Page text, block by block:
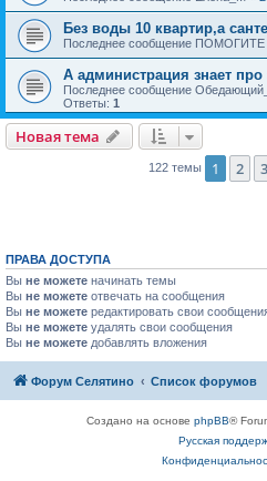
Без воды 10 квартир,а
Последнее сообщение ПОМОГИТЕ
А администрация знает
Последнее сообщение
Ответы: 1
Новая тема
122 темы 1 2 3
ПРАВА ДОСТУПА
Вы не можете начинать темы
Вы не можете отвечать на сообщения
Вы не можете редактировать свои
Вы не можете удалять свои сообщения
Вы не можете добавлять вложения
Форум Селятино Список форумов
Создано на основе phpBB®
Русская